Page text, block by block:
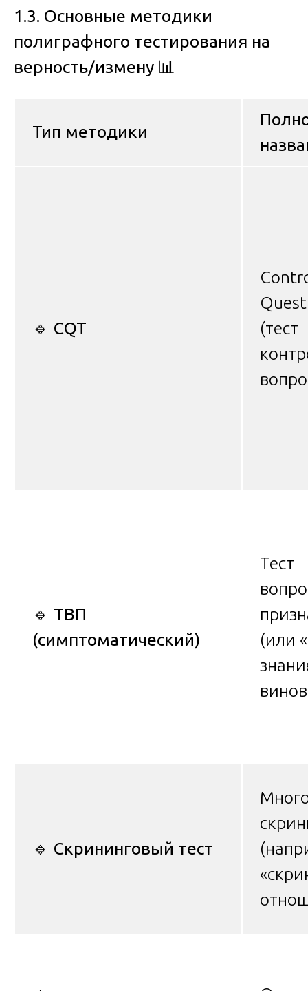
1.3. Основные методики
полиграфного тестирования на
верность/измену 📊
Тип методики
🔹 CQT
(тест
🔹 ТВП
(симптоматический)
Тест
(или
🔹 Скрининговый тест